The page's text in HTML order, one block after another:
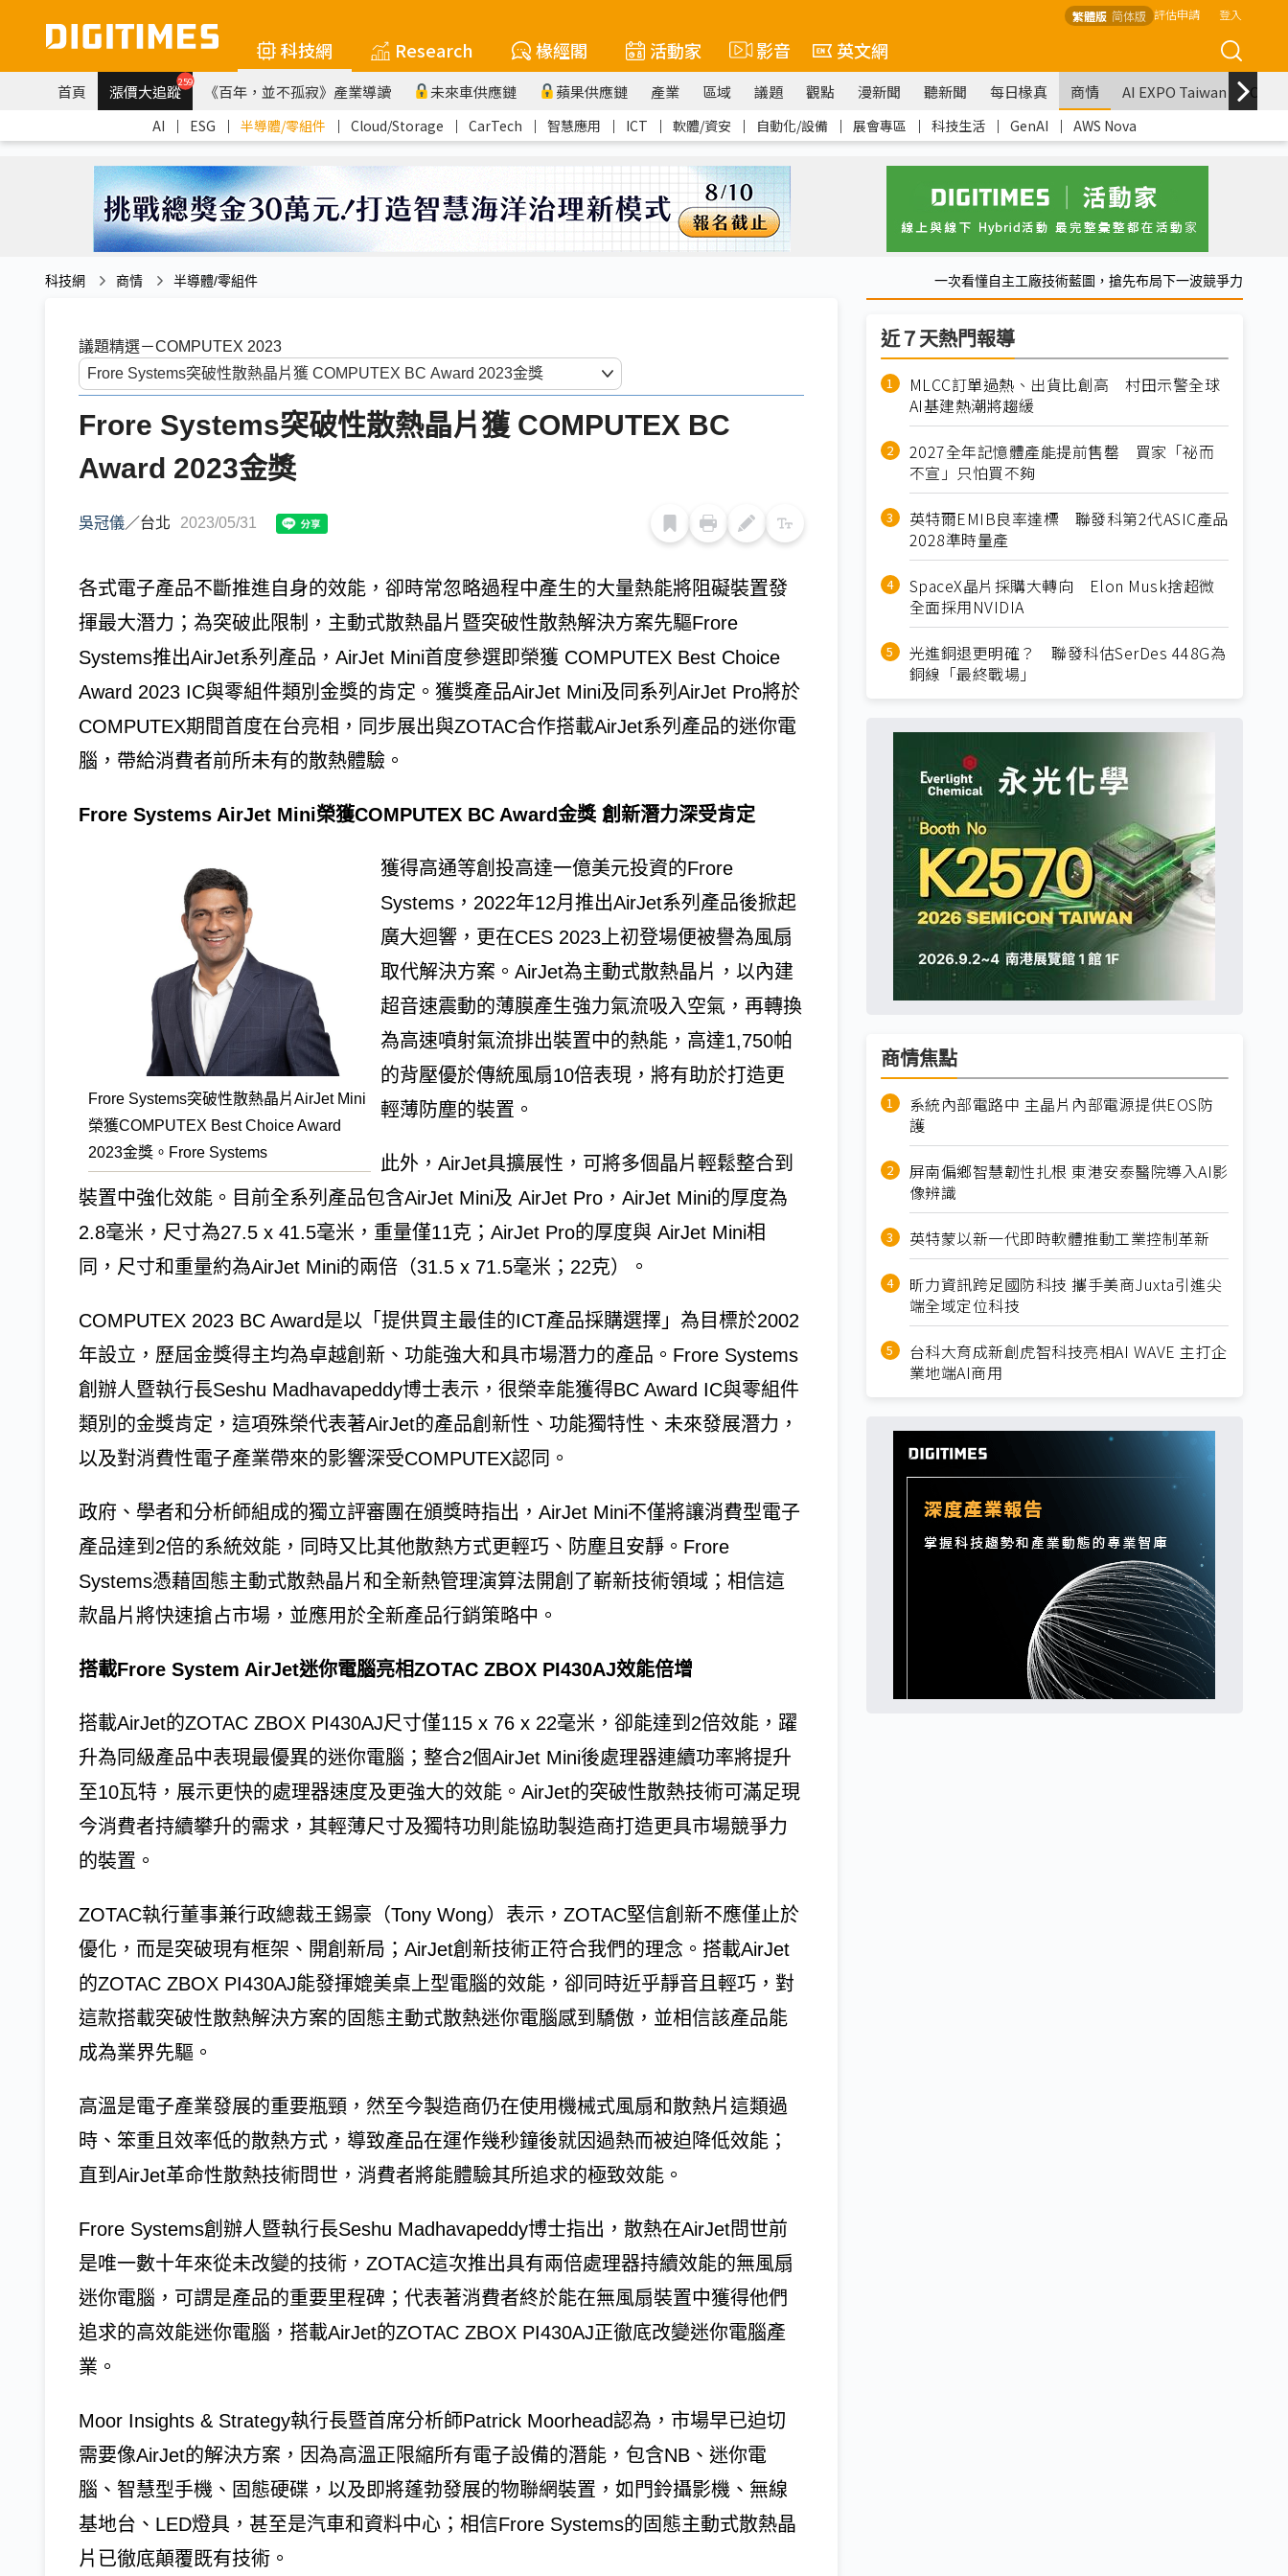
繁體版 简体版 評估申請 登入
科技網 Research 椽經閣 活動家 影音 英文網
首頁 漲價大追蹤259 《百年，並不孤寂》產業導讀 未來車供應鏈 蘋果供應鏈 產業 區域 議題 觀點 漫新聞 聽新聞 每日椽真 商情 AI EXPO Taiwan
AI ｜ ESG ｜ 半導體/零組件 ｜ Cloud/Storage ｜ CarTech ｜ 智慧應用 ｜ ICT ｜ 軟體/資安 ｜ 自動化/設備 ｜ 展會專區 ｜ 科技生活 ｜ GenAI ｜ AWS Nova
科技網 商情 半導體/零組件 一次看懂自主工廠技術藍圖，搶先布局下一波競爭力
議題精選－COMPUTEX 2023
Frore Systems突破性散熱晶片獲 COMPUTEX BC
Award 2023金獎
吳冠儀／台北 2023/05/31
各式電子產品不斷推進自身的效能，卻時常忽略過程中產生的大量熱能將阻礙裝置發
揮最大潛力；為突破此限制，主動式散熱晶片暨突破性散熱解決方案先驅Frore
Systems推出AirJet系列產品，AirJet Mini首度參選即榮獲 COMPUTEX Best Choice
Award 2023 IC與零組件類別金獎的肯定。獲獎產品AirJet Mini及同系列AirJet Pro將於
COMPUTEX期間首度在台亮相，同步展出與ZOTAC合作搭載AirJet系列產品的迷你電
腦，帶給消費者前所未有的散熱體驗。
Frore Systems AirJet Mini榮獲COMPUTEX BC Award金獎 創新潛力深受肯定
Frore Systems突破性散熱晶片AirJet Mini
榮獲COMPUTEX Best Choice Award
2023金獎。Frore Systems
獲得高通等創投高達一億美元投資的Frore
Systems，2022年12月推出AirJet系列產品後掀起
廣大迴響，更在CES 2023上初登場便被譽為風扇
取代解決方案。AirJet為主動式散熱晶片，以內建
超音速震動的薄膜產生強力氣流吸入空氣，再轉換
為高速噴射氣流排出裝置中的熱能，高達1,750帕
的背壓優於傳統風扇10倍表現，將有助於打造更
輕薄防塵的裝置。
此外，AirJet具擴展性，可將多個晶片輕鬆整合到
裝置中強化效能。目前全系列產品包含AirJet Mini及 AirJet Pro，AirJet Mini的厚度為
2.8毫米，尺寸為27.5 x 41.5毫米，重量僅11克；AirJet Pro的厚度與 AirJet Mini相
同，尺寸和重量約為AirJet Mini的兩倍（31.5 x 71.5毫米；22克）。
COMPUTEX 2023 BC Award是以「提供買主最佳的ICT產品採購選擇」為目標於2002
年設立，歷屆金獎得主均為卓越創新、功能強大和具市場潛力的產品。Frore Systems
創辦人暨執行長Seshu Madhavapeddy博士表示，很榮幸能獲得BC Award IC與零組件
類別的金獎肯定，這項殊榮代表著AirJet的產品創新性、功能獨特性、未來發展潛力，
以及對消費性電子產業帶來的影響深受COMPUTEX認同。
政府、學者和分析師組成的獨立評審團在頒獎時指出，AirJet Mini不僅將讓消費型電子
產品達到2倍的系統效能，同時又比其他散熱方式更輕巧、防塵且安靜。Frore
Systems憑藉固態主動式散熱晶片和全新熱管理演算法開創了嶄新技術領域；相信這
款晶片將快速搶占市場，並應用於全新產品行銷策略中。
搭載Frore System AirJet迷你電腦亮相ZOTAC ZBOX PI430AJ效能倍增
搭載AirJet的ZOTAC ZBOX PI430AJ尺寸僅115 x 76 x 22毫米，卻能達到2倍效能，躍
升為同級產品中表現最優異的迷你電腦；整合2個AirJet Mini後處理器連續功率將提升
至10瓦特，展示更快的處理器速度及更強大的效能。AirJet的突破性散熱技術可滿足現
今消費者持續攀升的需求，其輕薄尺寸及獨特功則能協助製造商打造更具市場競爭力
的裝置。
ZOTAC執行董事兼行政總裁王錫豪（Tony Wong）表示，ZOTAC堅信創新不應僅止於
優化，而是突破現有框架、開創新局；AirJet創新技術正符合我們的理念。搭載AirJet
的ZOTAC ZBOX PI430AJ能發揮媲美桌上型電腦的效能，卻同時近乎靜音且輕巧，對
這款搭載突破性散熱解決方案的固態主動式散熱迷你電腦感到驕傲，並相信該產品能
成為業界先驅。
高溫是電子產業發展的重要瓶頸，然至今製造商仍在使用機械式風扇和散熱片這類過
時、笨重且效率低的散熱方式，導致產品在運作幾秒鐘後就因過熱而被迫降低效能；
直到AirJet革命性散熱技術問世，消費者將能體驗其所追求的極致效能。
Frore Systems創辦人暨執行長Seshu Madhavapeddy博士指出，散熱在AirJet問世前
是唯一數十年來從未改變的技術，ZOTAC這次推出具有兩倍處理器持續效能的無風扇
迷你電腦，可謂是產品的重要里程碑；代表著消費者終於能在無風扇裝置中獲得他們
追求的高效能迷你電腦，搭載AirJet的ZOTAC ZBOX PI430AJ正徹底改變迷你電腦產
業。
Moor Insights & Strategy執行長暨首席分析師Patrick Moorhead認為，市場早已迫切
需要像AirJet的解決方案，因為高溫正限縮所有電子設備的潛能，包含NB、迷你電
腦、智慧型手機、固態硬碟，以及即將蓬勃發展的物聯網裝置，如門鈴攝影機、無線
基地台、LED燈具，甚至是汽車和資料中心；相信Frore Systems的固態主動式散熱晶
片已徹底顛覆既有技術。
近７天熱門報導
MLCC訂單過熱、出貨比創高 村田示警全球
AI基建熱潮將趨緩
2027全年記憶體產能提前售罄 買家「祕而
不宣」只怕買不夠
英特爾EMIB良率達標 聯發科第2代ASIC產品
2028準時量產
SpaceX晶片採購大轉向 Elon Musk捨超微
全面採用NVIDIA
光進銅退更明確？ 聯發科估SerDes 448G為
銅線「最終戰場」
商情焦點
系統內部電路中 主晶片內部電源提供EOS防
護
屏南偏鄉智慧韌性扎根 東港安泰醫院導入AI影
像辨識
英特蒙以新一代即時軟體推動工業控制革新
昕力資訊跨足國防科技 攜手美商Juxta引進尖
端全域定位科技
台科大育成新創虎智科技亮相AI WAVE 主打企
業地端AI商用